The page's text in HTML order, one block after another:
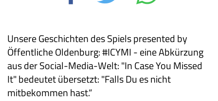
Unsere Geschichten des Spiels presented by
Öffentliche Oldenburg: #ICYMI - eine Abkürzung
aus der Social-Media-Welt: "In Case You Missed
It" bedeutet übersetzt: "Falls Du es nicht
mitbekommen hast.“